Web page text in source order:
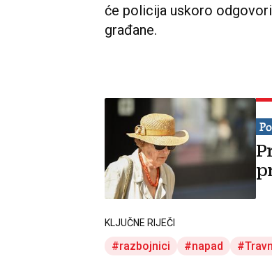
će policija uskoro
građane.
KLJUČNE RIJEČI
razbojnici napad